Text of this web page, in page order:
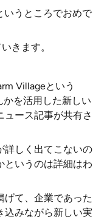
いうところでおめで
きます。
Villageという
を活用した新しい
ュース記事が共有さ
詳しく出てこないの
というのは詳細はわ
げて、企業であった
込みながら新しい実